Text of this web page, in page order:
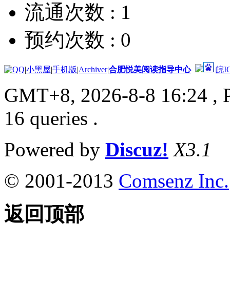
流通次数 : 1
预约次数 : 0
|小黑屋|手机版|Archiver|合肥悦美阅读指导中心 皖
GMT+8, 2026-8-8 16:24 ,
16 queries .
Powered by Discuz! X3.1
© 2001-2013 Comsenz Inc.
返回顶部